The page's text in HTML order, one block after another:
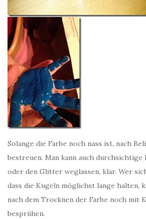
Solange die Farbe noch nass ist, nach
bestreuen. Man kann auch durchsichtige
oder den Glitter weglassen, klar. Wer
dass die Kugeln möglichst lange halten,
nach dem Trocknen der Farbe noch mit
besprühen.